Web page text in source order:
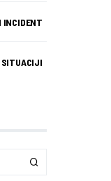
INCIDENT
SITUACIJI